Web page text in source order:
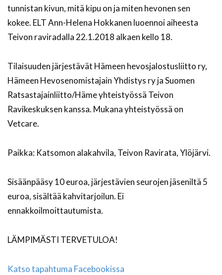
tunnistan kivun, mitä kipu on ja miten hevonen sen
kokee. ELT Ann-Helena Hokkanen luoennoi aiheesta
Teivon raviradalla 22.1.2018 alkaen kello 18.
Tilaisuuden järjestävät Hämeen hevosjalostusliitto ry,
Hämeen Hevosenomistajain Yhdistys ry ja Suomen
Ratsastajainliitto/Häme yhteistyössä Teivon
Ravikeskuksen kanssa. Mukana yhteistyössä on
Vetcare.
Paikka: Katsomon alakahvila, Teivon Ravirata, Ylöjärvi.
Sisäänpääsy 10 euroa, järjestävien seurojen jäseniltä 5
euroa, sisältää kahvitarjoilun. Ei
ennakkoilmoittautumista.
LÄMPIMÄSTI TERVETULOA!
Katso tapahtuma Facebookissa